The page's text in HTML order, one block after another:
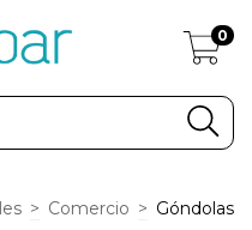
0
> Comercio > Góndolas